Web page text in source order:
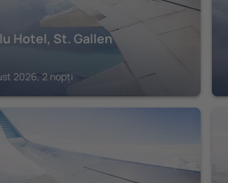
Hotel, St. Gallen
2026, 2 nopți